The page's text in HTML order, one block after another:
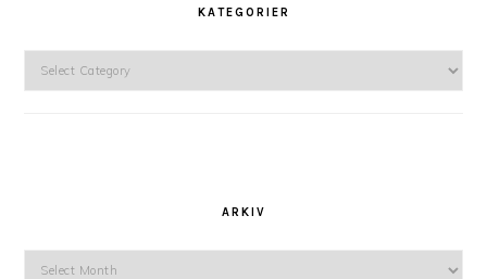
KATEGORIER
Kategorier
ARKIV
Arkiv